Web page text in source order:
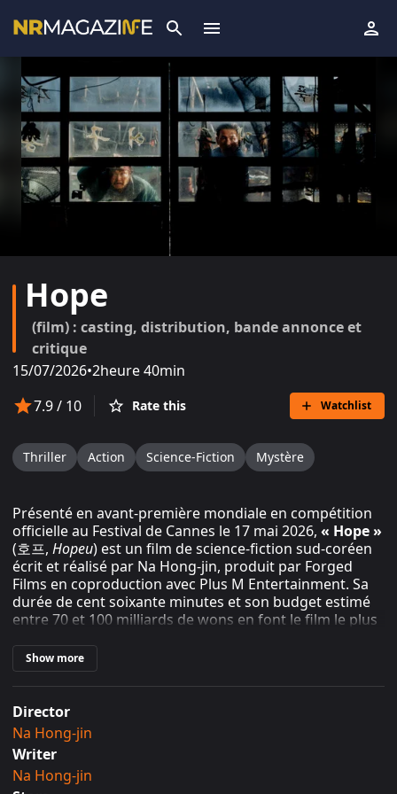
Hope
(film) : casting, distribution, bande annonce et
critique
15/07/2026•2heure 40min
7.9/ 10 Rate this Watchlist
Thriller Action Science-Fiction Mystère
Présenté en avant-première mondiale en compétition
officielle au Festival de Cannes le 17 mai 2026, « Hope »
(호프, Hopeu) est un film de science-fiction sud-coréen
écrit et réalisé par Na Hong-jin, produit par Forged
Films en coproduction avec Plus M Entertainment. Sa
durée de cent soixante minutes et son budget estimé
entre 70 et 100 milliards de wons en font le film le plus
Wikipédia, 2026)
Na Hong-jin de retour dix ans après «
The Wailing »
« The Wailing » (2016) reste la dernière réalisation
connue de Na Hong-jin avant « Hope ». Dix ans
Show more
Director
Na Hong-jin
Writer
Na Hong-jin